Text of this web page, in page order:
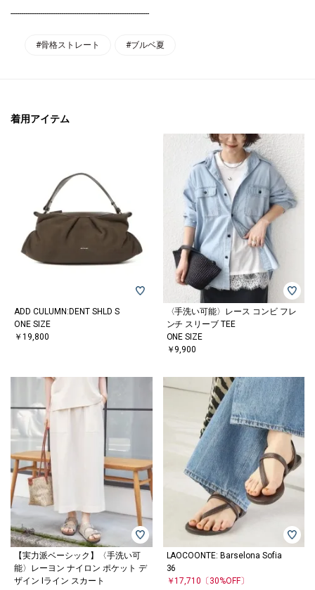
------------------------------------------------------------------
#骨格ストレート #ブルベ夏
着用アイテム
ADD CULUMN:DENT SHLD S
ONE SIZE
￥19,800
〈手洗い可能〉レース コンビ フレ
ンチ スリーブ TEE
ONE SIZE
￥9,900
【実力派ベーシック】〈手洗い可
能〉レーヨン ナイロン ポケット デ
ザイン Iライン スカート
LAOCOONTE: Barselona Sofia
36
￥17,710 〔30%OFF〕